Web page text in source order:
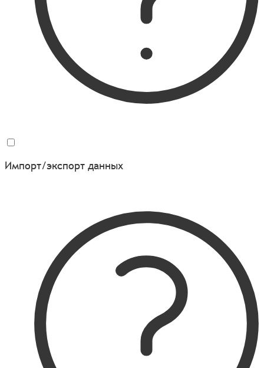
Импорт/экспорт данных